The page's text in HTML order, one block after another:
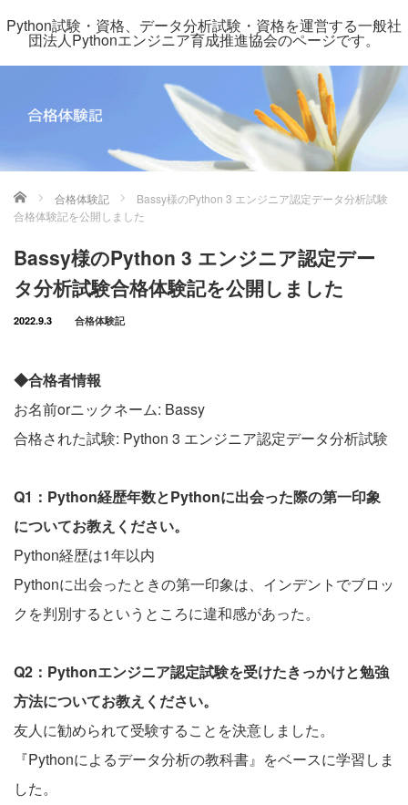
Python試験・資格、データ分析試験・資格を運営する一般社
団法人Pythonエンジニア育成推進協会のページです。
ホーム 合格体験記
Bassy様のPython 3 エンジニア認定データ分析試験
合格体験記を公開しました
Bassy様のPython 3 エンジニア認定デー
タ分析試験合格体験記を公開しました
2022.9.3 合格体験記
◆合格者情報
お名前orニックネーム: Bassy
合格された試験: Python 3 エンジニア認定データ分析試験
Q1：Python経歴年数とPythonに出会った際の第一印象
についてお教えください。
Python経歴は1年以内
Pythonに出会ったときの第一印象は、インデントでブロッ
クを判別するというところに違和感があった。
Q2：Pythonエンジニア認定試験を受けたきっかけと勉強
方法についてお教えください。
友人に勧められて受験することを決意しました。
『Pythonによるデータ分析の教科書』をベースに学習しま
した。